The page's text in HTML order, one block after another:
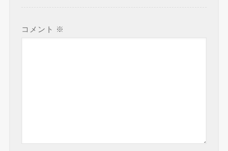
コメント ※